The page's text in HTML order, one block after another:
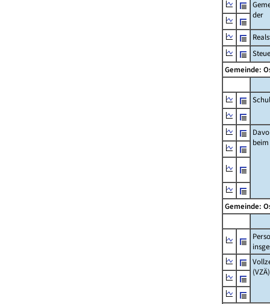
der
Gemeinde:
beim
Gemeinde:
(VZÄ)